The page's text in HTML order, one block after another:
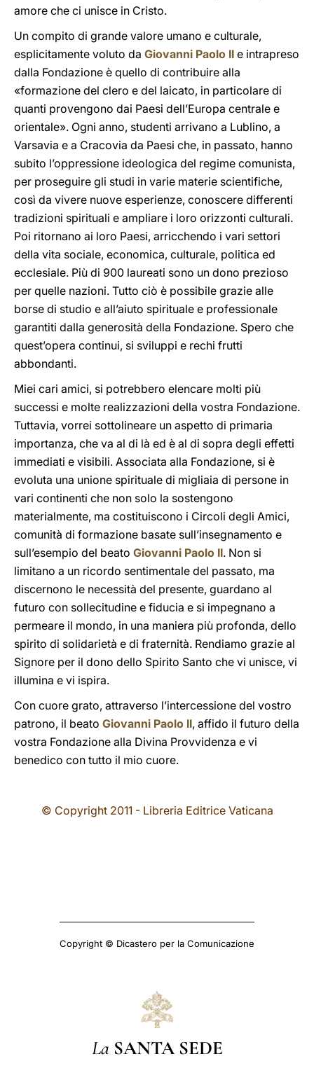
amore che ci unisce in Cristo.
Un compito di grande valore umano e culturale,
esplicitamente voluto da Giovanni Paolo II e intrapreso
dalla Fondazione è quello di contribuire alla
«formazione del clero e del laicato, in particolare di
quanti provengono dai Paesi dell’Europa centrale e
orientale». Ogni anno, studenti arrivano a Lublino, a
Varsavia e a Cracovia da Paesi che, in passato, hanno
subito l’oppressione ideologica del regime comunista,
per proseguire gli studi in varie materie scientifiche,
così da vivere nuove esperienze, conoscere differenti
tradizioni spirituali e ampliare i loro orizzonti culturali.
Poi ritornano ai loro Paesi, arricchendo i vari settori
della vita sociale, economica, culturale, politica ed
ecclesiale. Più di 900 laureati sono un dono prezioso
per quelle nazioni. Tutto ciò è possibile grazie alle
borse di studio e all’aiuto spirituale e professionale
garantiti dalla generosità della Fondazione. Spero che
quest’opera continui, si sviluppi e rechi frutti
abbondanti.
Miei cari amici, si potrebbero elencare molti più
successi e molte realizzazioni della vostra Fondazione.
Tuttavia, vorrei sottolineare un aspetto di primaria
importanza, che va al di là ed è al di sopra degli effetti
immediati e visibili. Associata alla Fondazione, si è
evoluta una unione spirituale di migliaia di persone in
vari continenti che non solo la sostengono
materialmente, ma costituiscono i Circoli degli Amici,
comunità di formazione basate sull’insegnamento e
sull’esempio del beato Giovanni Paolo II. Non si
limitano a un ricordo sentimentale del passato, ma
discernono le necessità del presente, guardano al
futuro con sollecitudine e fiducia e si impegnano a
permeare il mondo, in una maniera più profonda, dello
spirito di solidarietà e di fraternità. Rendiamo grazie al
Signore per il dono dello Spirito Santo che vi unisce, vi
illumina e vi ispira.
Con cuore grato, attraverso l’intercessione del vostro
patrono, il beato Giovanni Paolo II, affido il futuro della
vostra Fondazione alla Divina Provvidenza e vi
benedico con tutto il mio cuore.
© Copyright 2011 - Libreria Editrice Vaticana
Copyright © Dicastero per la Comunicazione
La SANTA SEDE